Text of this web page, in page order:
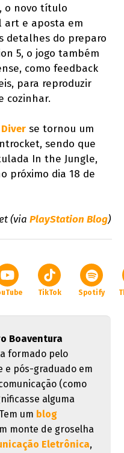
o novo título
art e aposta em
detalhes do preparo
5, o jogo também
como feedback
para reproduzir
cozinhar.
se tornou um
sendo que
In the Jungle,
próximo dia 18 de
(via PlayStation Blog)
TikTok Spotify
Boaventura
formado pelo
e pós-graduado em
(como
alguma
um blog
monte de groselha
Eletrônica,